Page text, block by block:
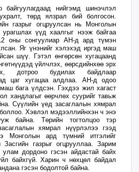
байгуулагдаад нийгэмд шинэчлэл
төрд ялзрал бий болгосон.
газрыг огцруулсан нь Монголын
үүд хаалгыг нээж байгаа
оны сонгуулиар АН-д ард түмэн
Яг үнэнийг хэлэхэд иргэд маш
шүү. Гэтэл өнгөрсөн хугацаанд
үйлчлэх, өөрсдийнхөө эрх
дотроо будилах байдлаар
цаг хугацаа алдлаа. АН-д одоо
бага үлдсэн. Гэхдээ жил хагаст
хандлагыг өөрчлөх суурийг тавьж
Сүүлийн үед засаглалын хямрал
Хэвлэл мэдээллийнхэн ч энэ
байна. Төрийн тогтолцоо тэр
хямрал нүүрлэлээ гээд
Монголын ард түмний итгэлийг
Засгийн газрыг огцрууллаа. Зарим
дордоно гэсэн айдастай байх
байхгүй. Харин ч нөхцөл байдал
гэсэн бодолтой байна.